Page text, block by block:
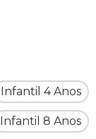
Infantil 4 Anos
Infantil 8 Anos